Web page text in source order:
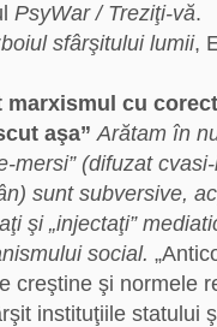
PsyWar / Treziţi-vă.
sfârşitului lumii,
marxismul cu
aşa” Arătam în
mersi” (difuzat
sunt subversive,
şi „injectaţi”
social.
creştine şi normele
instituţiile statului